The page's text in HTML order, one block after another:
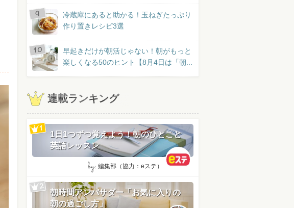
冷蔵庫にあると助かる！玉ねぎたっぷり
作り置きレシピ3選
早起きだけが朝活じゃない！朝がもっと
楽しくなる50のヒント【8月4日は「朝...
連載ランキング
1日1つずつ覚えよう！朝のひとこと
英語レッスン
by: 編集部（協力：eステ）
朝時間アンバサダー「お気に入りの
朝の過ごし方」